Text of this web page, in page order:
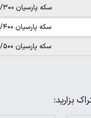
سکه پارسیان ۱/۳۰۰
سکه پارسیان ۱/۴۰۰
سکه پارسیان ۱/۵۰۰
بزارید: